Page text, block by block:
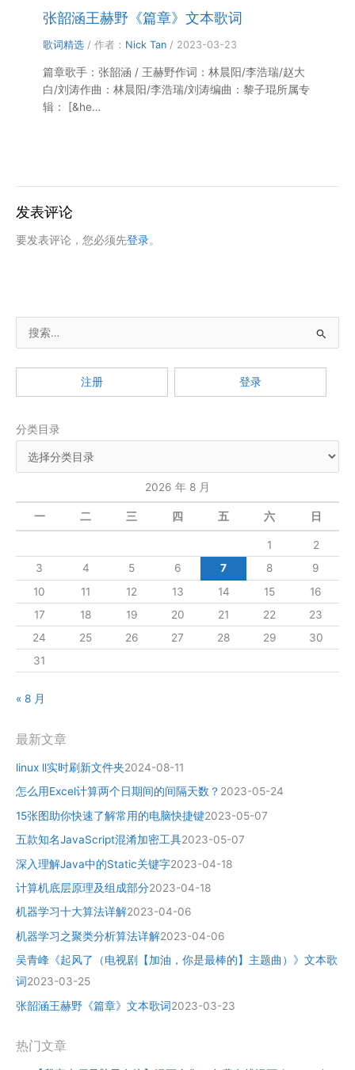
张韶涵王赫野《篇章》文本歌词
歌词精选 / 作者： Nick Tan / 2023-03-23
篇章歌手：张韶涵 / 王赫野作词：林晨阳/李浩瑞/赵大
白/刘涛作曲：林晨阳/李浩瑞/刘涛编曲：黎子琨所属专
辑： [&he…
发表评论
要发表评论，您必须先登录。
索
：
注册
登录
分类目录
2026 年 8 月
一 二 三 四 五 六 日
1
2
3
4 5 6 7 8
9
10
11 12 13 14 15
16
17
18 19 20 21 22
23
24
25 26 27 28 29
30
31
« 8 月
最新文章
linux ll实时刷新文件夹2024-08-11
怎么用Excel计算两个日期间的间隔天数？ 2023-05-24
15张图助你快速了解常用的电脑快捷键2023-05-07
五款知名JavaScript混淆加密工具2023-05-07
深入理解Java中的Static关键字2023-04-18
计算机底层原理及组成部分2023-04-18
机器学习十大算法详解2023-04-06
机器学习之聚类分析算法详解2023-04-06
吴青峰《起风了（电视剧【加油，你是最棒的】主题曲）》文本歌
词2023-03-25
张韶涵王赫野《篇章》文本歌词2023-03-23
热门文章